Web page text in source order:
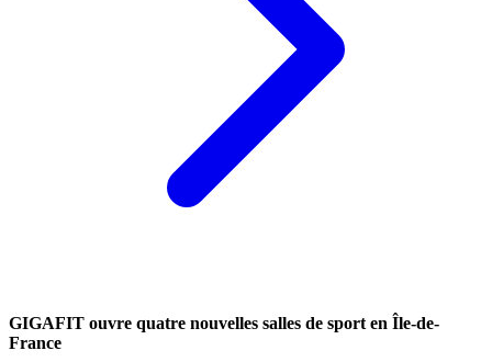
GIGAFIT ouvre quatre nouvelles salles de sport en Île-de-
France